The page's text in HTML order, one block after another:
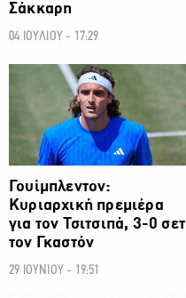
Σάκκαρη
04 ΙΟΥΛΙΟΥ - 17:29
ΑΛΛΑ ΣΠΟΡ
Γουίμπλεντον:
Κυριαρχική πρεμιέρα
για τον Τσιτσιπά, 3-0 σετ
τον Γκαστόν
29 ΙΟΥΝΙΟΥ - 19:51